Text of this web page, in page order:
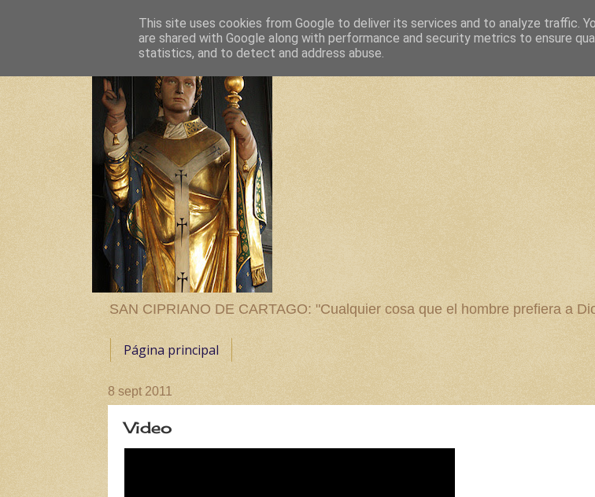
SAN CIPRIANO DE CARTAGO: "Cualquier cosa que el hombre prefiera a
Página principal
8 sept 2011
Video
This site uses cookies from Google to deliver its services and to analyze traffic.
are shared with Google along with performance and security metrics to ensure
statistics, and to detect and address abuse.